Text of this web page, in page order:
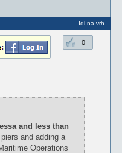
Idi na vrh
0
and less than
and adding a
Operations